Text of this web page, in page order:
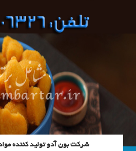
شرکت بون آدو تولید کننده